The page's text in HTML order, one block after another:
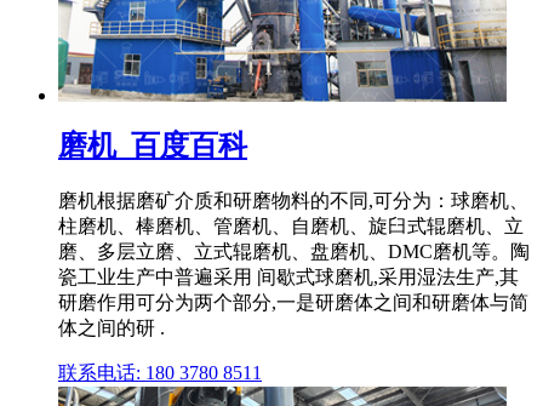
磨机_百度百科
磨机根据磨矿介质和研磨物料的不同,可分为：球磨机、
柱磨机、棒磨机、管磨机、自磨机、旋臼式辊磨机、立
磨、多层立磨、立式辊磨机、盘磨机、DMC磨机等。陶
瓷工业生产中普遍采用 间歇式球磨机,采用湿法生产,其
研磨作用可分为两个部分,一是研磨体之间和研磨体与简
体之间的研 .
联系电话: 180 3780 8511